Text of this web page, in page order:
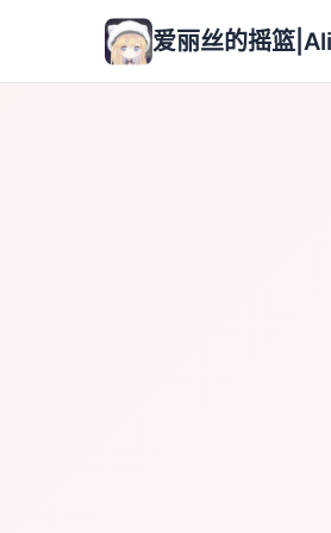
爱丽丝的摇篮